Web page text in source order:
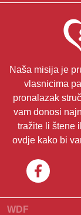
Naša misija je
vlasnicima
pronalazak
vam donosi
tražite li štene
ovdje kako bi
WDF